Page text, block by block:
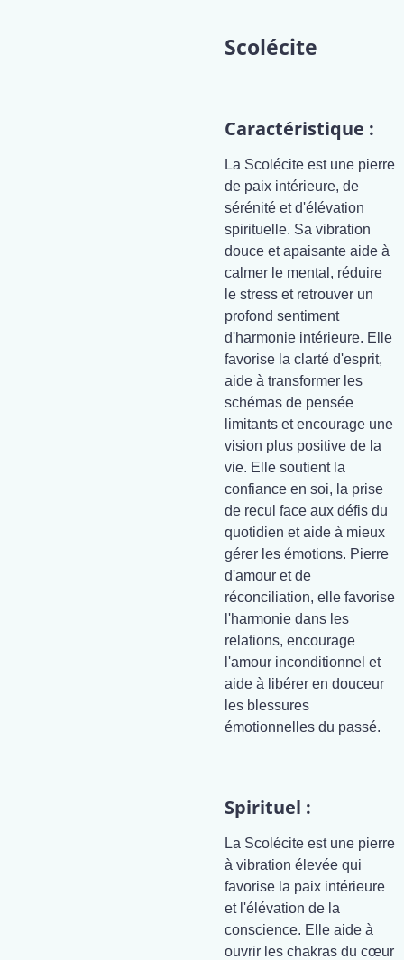
Scolécite
Caractéristique :
La Scolécite est une pierre
de paix intérieure, de
sérénité et d'élévation
spirituelle. Sa vibration
douce et apaisante aide à
calmer le mental, réduire
le stress et retrouver un
profond sentiment
d'harmonie intérieure. Elle
favorise la clarté d'esprit,
aide à transformer les
schémas de pensée
limitants et encourage une
vision plus positive de la
vie. Elle soutient la
confiance en soi, la prise
de recul face aux défis du
quotidien et aide à mieux
gérer les émotions. Pierre
d'amour et de
réconciliation, elle favorise
l'harmonie dans les
relations, encourage
l'amour inconditionnel et
aide à libérer en douceur
les blessures
émotionnelles du passé.
Spirituel :
La Scolécite est une pierre
à vibration élevée qui
favorise la paix intérieure
et l'élévation de la
conscience. Elle aide à
ouvrir les chakras du cœur